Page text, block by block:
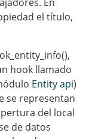
el título,
hook llamado
Entity api)
se representan
del local
de datos